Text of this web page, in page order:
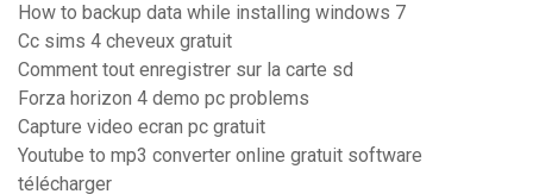
How to backup data while installing windows 7
Cc sims 4 cheveux gratuit
Comment tout enregistrer sur la carte sd
Forza horizon 4 demo pc problems
Capture video ecran pc gratuit
Youtube to mp3 converter online gratuit software
télécharger